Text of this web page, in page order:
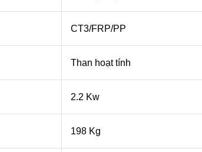
CT3/FRP/PP
Than hoạt tính
2.2 Kw
198 Kg